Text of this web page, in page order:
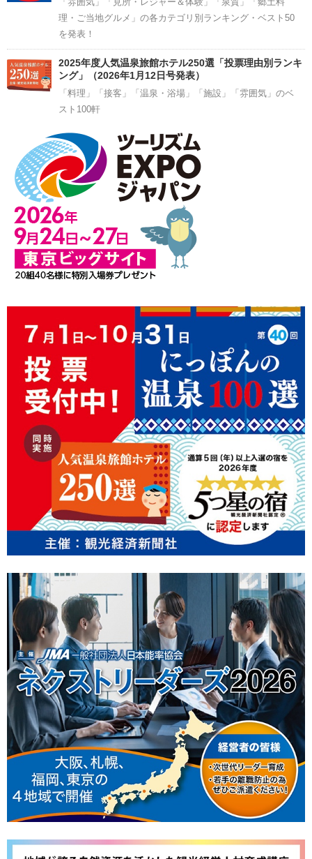
理・ご当地グルメ」の各カテゴリ別ランキング・ベスト50
を発表！
2025年度人気温泉旅館ホテル250選「投票理由別ランキ
ング」（2026年1月12日号発表）
「料理」「接客」「温泉・浴場」「施設」「雰囲気」のベ
スト100軒